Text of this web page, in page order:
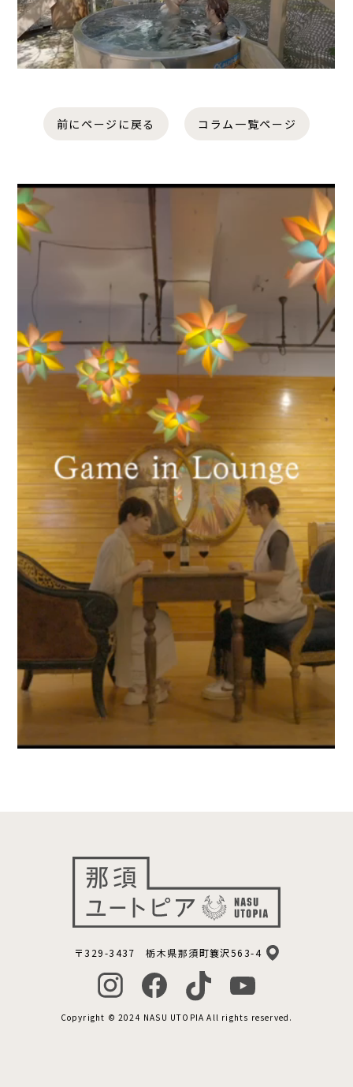
前にページに戻る コラム一覧ページ
〒329-3437 栃木県那須町簔沢563-4
Copyright © 2024 NASU UTOPIA All rights reserved.